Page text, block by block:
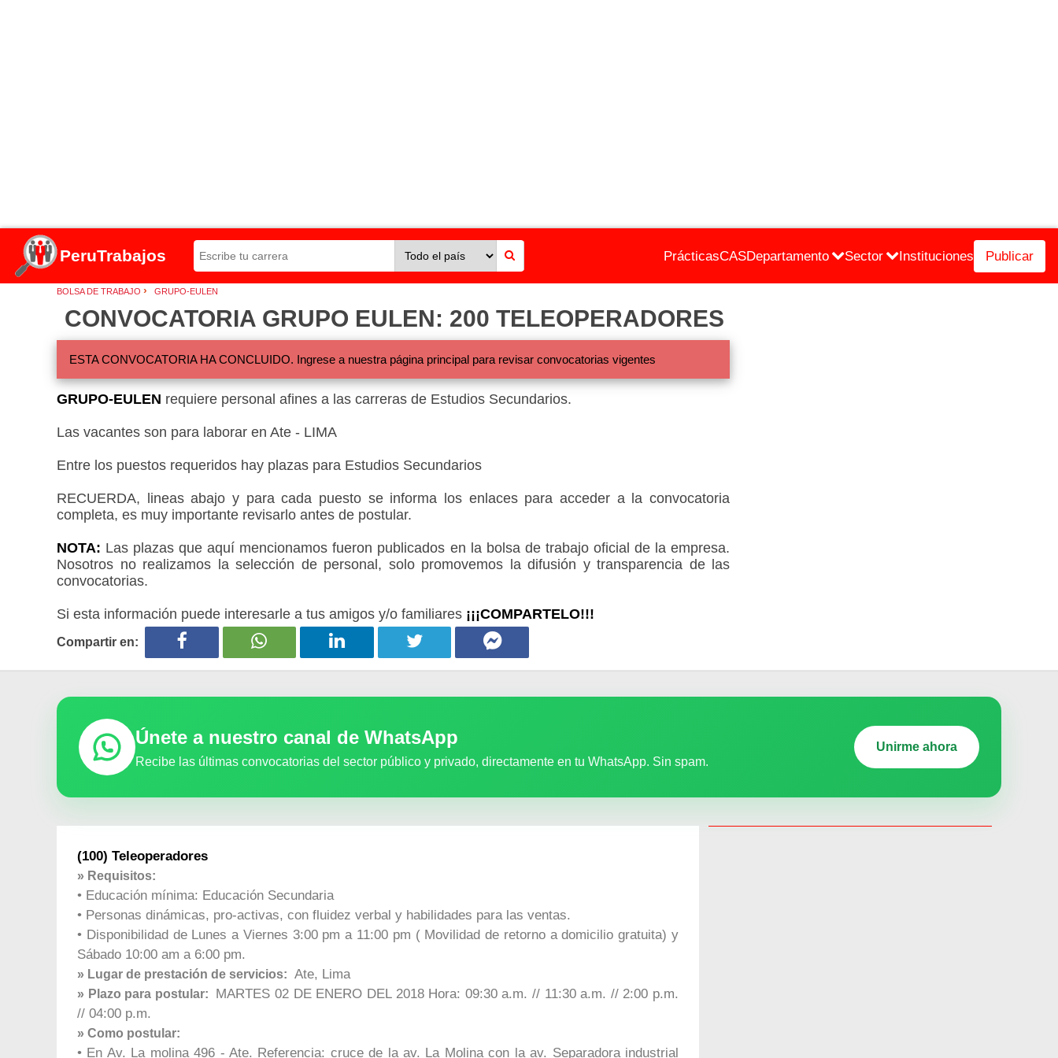
PeruTrabajos PrácticasCASDepartamento Sector Instituciones Publicar
BOLSA DE TRABAJO › GRUPO-EULEN
CONVOCATORIA GRUPO EULEN: 200 TELEOPERADORES
ESTA CONVOCATORIA HA CONCLUIDO. Ingrese a nuestra página principal para revisar convocatorias vigentes
GRUPO-EULEN requiere personal afines a las carreras de Estudios Secundarios.
Las vacantes son para laborar en Ate - LIMA
Entre los puestos requeridos hay plazas para Estudios Secundarios
RECUERDA, lineas abajo y para cada puesto se informa los enlaces para acceder a la convocatoria
completa, es muy importante revisarlo antes de postular.
NOTA: Las plazas que aquí mencionamos fueron publicados en la bolsa de trabajo oficial de la empresa.
Nosotros no realizamos la selección de personal, solo promovemos la difusión y transparencia de las
convocatorias.
Si esta información puede interesarle a tus amigos y/o familiares ¡¡¡COMPARTELO!!!
Compartir en:
Únete a nuestro canal de WhatsApp
Recibe las últimas convocatorias del sector público y privado, directamente en tu WhatsApp. Sin spam.
Unirme ahora
(100) Teleoperadores
» Requisitos:
• Educación mínima: Educación Secundaria
• Personas dinámicas, pro-activas, con fluidez verbal y habilidades para las ventas.
• Disponibilidad de Lunes a Viernes 3:00 pm a 11:00 pm ( Movilidad de retorno a domicilio gratuita) y
Sábado 10:00 am a 6:00 pm.
» Lugar de prestación de servicios: Ate, Lima
» Plazo para postular:
MARTES 02 DE ENERO DEL 2018 Hora: 09:30 a.m. // 11:30 a.m. // 2:00 p.m.
// 04:00 p.m.
» Como postular:
• En Av. La molina 496 - Ate. Referencia: cruce de la av. La Molina con la av. Separadora industrial